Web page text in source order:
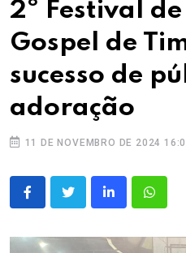
2º Festival
Gospel de
sucesso de
adoração
11 DE NOVEMBRO DE 2024